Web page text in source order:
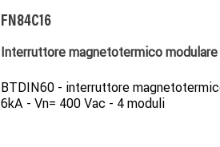
FN84C16
Interruttore magnetotermico
BTDIN60 - interruttore
6kA - Vn= 400 Vac - 4 moduli